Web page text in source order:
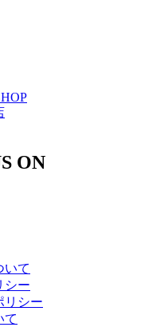
いて
シー
リシー
て